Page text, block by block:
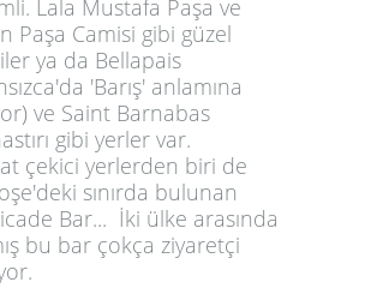
Lala Mustafa Paşa ve
Paşa Camisi gibi güzel
ya da Bellapais
'Barış' anlamına
ve Saint Barnabas
gibi yerler var.
çekici yerlerden biri de
sınırda bulunan
Bar... İki ülke arasında
bu bar çokça ziyaretçi